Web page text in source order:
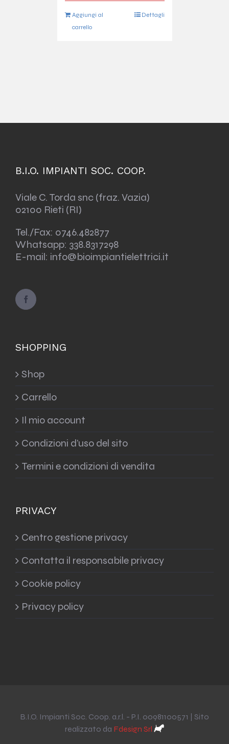
Aggiungi al
carrello
Dettagli
B.I.O. IMPIANTI SOC. COOP.
Viale C. Torda snc (fraz. Vazia)
02100 Rieti (RI)
Tel./Fax: 0746.482877
Whatsapp: 338.8317298
E-mail: info@bioimpiantielettrici.it
SHOPPING
Shop
Carrello
Il mio account
Condizioni d’uso del sito
Termini e condizioni di vendita
PRIVACY
Centro gestione privacy
Contatta il responsabile privacy
Cookie policy
Privacy policy
B.I.O. Impianti Soc. Coop. a.r.l. - P.I. 00981100571 | Sito
realizzato da Fdesign Srl